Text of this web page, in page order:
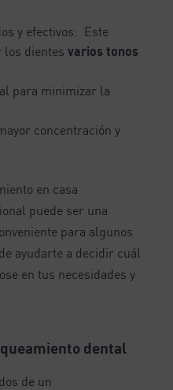
y efectivos: Este
los dientes varios tonos
para minimizar la
concentración y
en casa
puede ser una
para algunos
ayudarte a decidir cuál
en tus necesidades y
dental
de un